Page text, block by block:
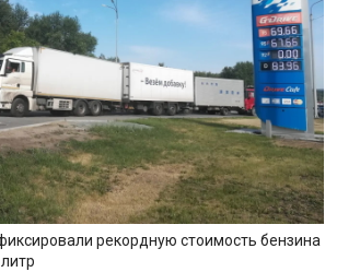
рекордную стоимость бензина